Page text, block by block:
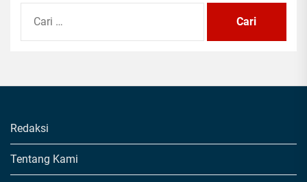
untuk:
Redaksi
Tentang Kami